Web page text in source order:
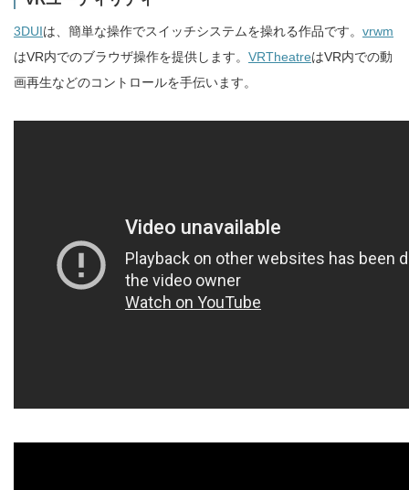
3DUIは、簡単な操作でスイッチシステムを操れる作品です。 vrwm
はVR内でのブラウザ操作を提供します。 VRTheatreはVR内での動
画再生などのコントロールを手伝います。